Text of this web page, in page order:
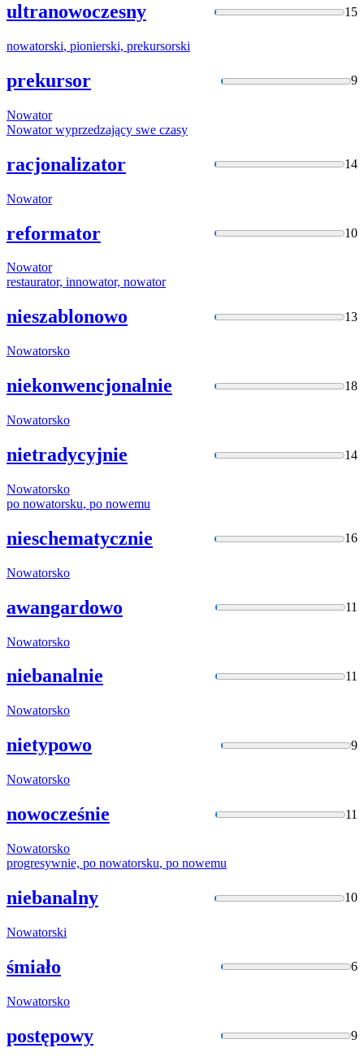
ultranowoczesny 15
nowatorski, pionierski, prekursorski
prekursor 9
Nowator
Nowatorwyprzedzający swe czasy
racjonalizator 14
Nowator
reformator 10
Nowator
restaurator, innowator, nowator
nieszablonowo 13
Nowatorsko
niekonwencjonalnie 18
Nowatorsko
nietradycyjnie 14
Nowatorsko
po nowatorsku, po nowemu
nieschematycznie 16
Nowatorsko
awangardowo 11
Nowatorsko
niebanalnie 11
Nowatorsko
nietypowo 9
Nowatorsko
nowocześnie 11
Nowatorsko
progresywnie, po nowatorsku, po nowemu
niebanalny 10
Nowatorski
śmiało 6
Nowatorsko
postępowy 9